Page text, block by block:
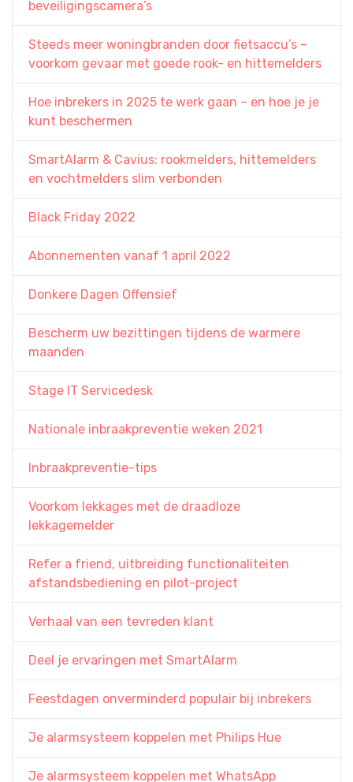
beveiligingscamera’s
Steeds meer woningbranden door fietsaccu’s –
voorkom gevaar met goede rook- en hittemelders
Hoe inbrekers in 2025 te werk gaan – en hoe je je
kunt beschermen
SmartAlarm & Cavius: rookmelders, hittemelders
en vochtmelders slim verbonden
Black Friday 2022
Abonnementen vanaf 1 april 2022
Donkere Dagen Offensief
Bescherm uw bezittingen tijdens de warmere
maanden
Stage IT Servicedesk
Nationale inbraakpreventie weken 2021
Inbraakpreventie-tips
Voorkom lekkages met de draadloze
lekkagemelder
Refer a friend, uitbreiding functionaliteiten
afstandsbediening en pilot-project
Verhaal van een tevreden klant
Deel je ervaringen met SmartAlarm
Feestdagen onverminderd populair bij inbrekers
Je alarmsysteem koppelen met Philips Hue
Je alarmsysteem koppelen met WhatsApp